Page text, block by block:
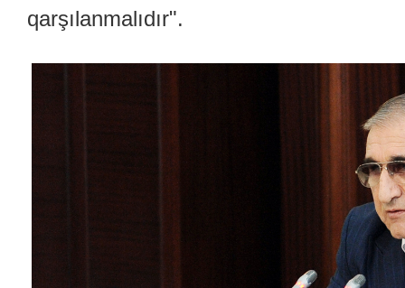
qarşılanmalıdır".